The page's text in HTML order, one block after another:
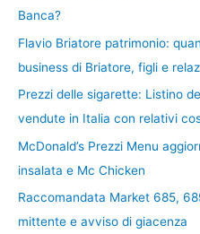
Banca?
Flavio Briatore patrimonio:
business di Briatore, figli e
Prezzi delle sigarette: Listino
vendute in Italia con relativi
McDonald’s Prezzi Menu
insalata e Mc Chicken
Raccomandata Market 685,
mittente e avviso di giacenza